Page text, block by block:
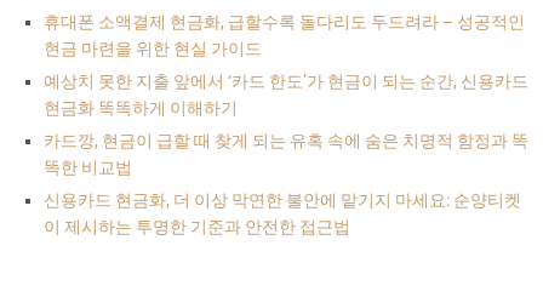
휴대폰 소액결제 현금화, 급할수록 돌다리도 두드려라 – 성공적인
현금 마련을 위한 현실 가이드
예상치 못한 지출 앞에서 ‘카드 한도’가 현금이 되는 순간, 신용카드
현금화 똑똑하게 이해하기
카드깡, 현금이 급할 때 찾게 되는 유혹 속에 숨은 치명적 함정과 똑
똑한 비교법
신용카드 현금화, 더 이상 막연한 불안에 맡기지 마세요: 순양티켓
이 제시하는 투명한 기준과 안전한 접근법